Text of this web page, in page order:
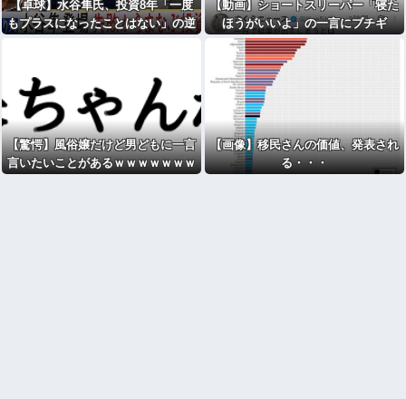
【卓球】水谷隼氏、投資8年「一度
もプラスになったことはない」の逆
【動画】ショートスリーパー「寝た
ほうがいいよ」の一言にブチギ
レ・・・
【驚愕】風俗嬢だけど男どもに一言
言いたいことがあるｗｗｗｗｗｗｗ
【画像】移民さんの価値、発表され
る・・・